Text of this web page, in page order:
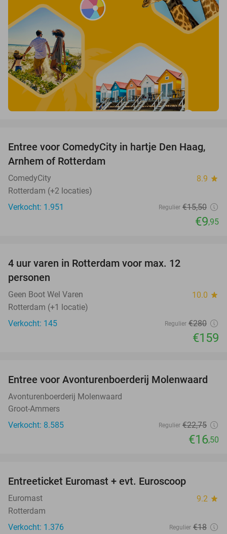
36%
Entree voor ComedyCity in hartje Den Haag,
Arnhem of Rotterdam
ComedyCity 8.9 star
Rotterdam (+2 locaties)
Verkocht: 1.951
Regulier €15,50
€9,95
4 uur varen in Rotterdam voor max. 12
personen
Geen Boot Wel Varen 10.0 star
Rotterdam (+1 locatie)
Verkocht: 145
Regulier €280
€159
27%
Entree voor Avonturenboerderij Molenwaard
Avonturenboerderij Molenwaard
Groot-Ammers
Verkocht: 8.585
Regulier €22,75
€16,50
Entreeticket Euromast + evt. Euroscoop
Euromast 9.2 star
Rotterdam
Verkocht: 1.376
Regulier €18